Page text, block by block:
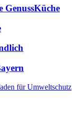
GenussKüche
für Umweltschutz